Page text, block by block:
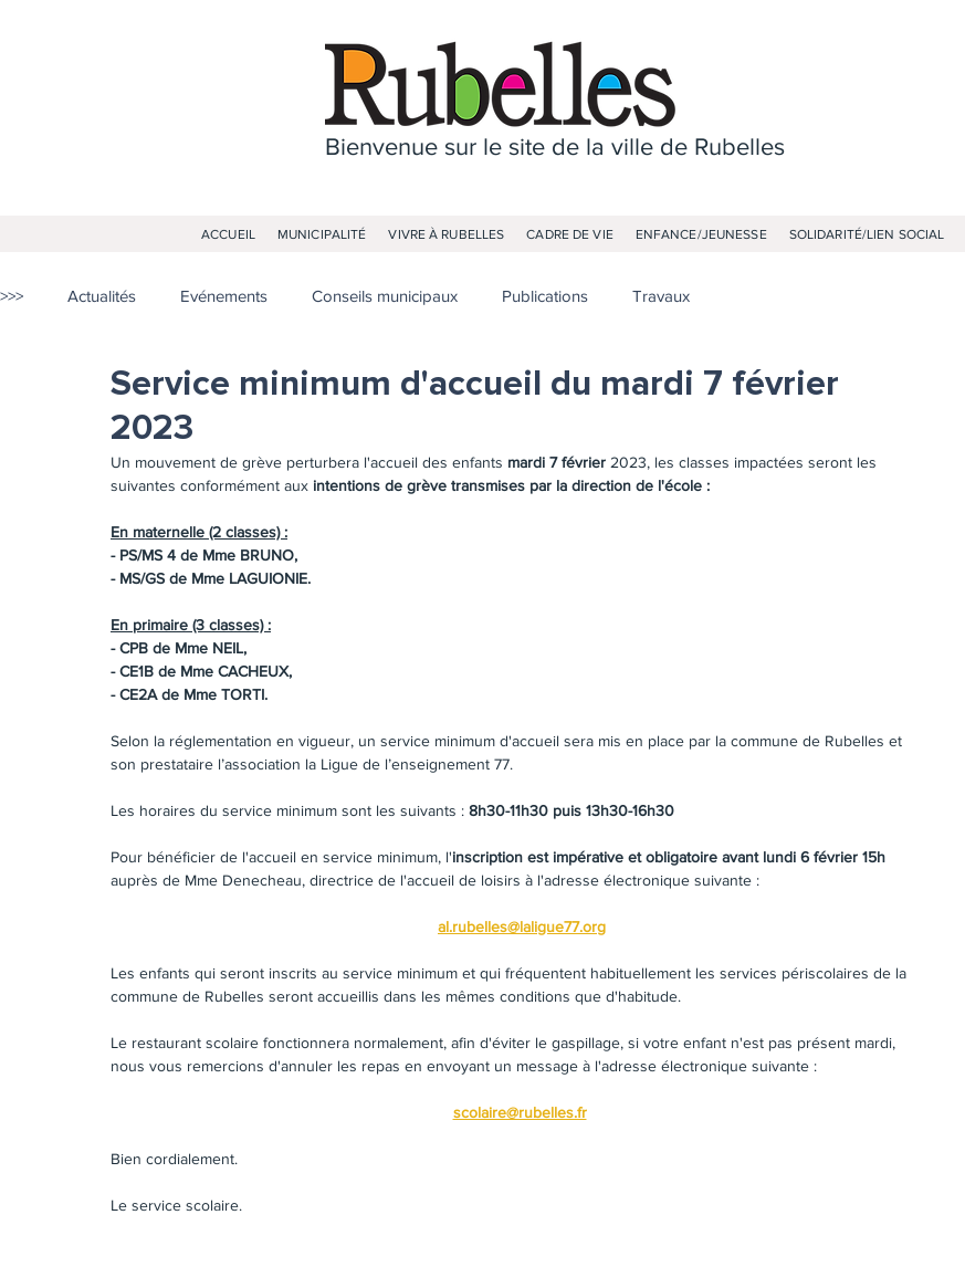
Bienvenue sur le site de la ville de Rubelles
ACCUEIL MUNICIPALITÉ VIVRE À RUBELLES CADRE DE VIE ENFANCE/JEUNESSE SOLIDARITÉ/LIEN SOCIAL
>>> Actualités Evénements Conseils municipaux Publications Travaux
Service minimum d'accueil du mardi 7 février
2023
Un mouvement de grève perturbera l'accueil des enfants mardi 7 février 2023, les classes impactées seront les
suivantes conformément aux intentions de grève transmises par la direction de l'école :
En maternelle (2 classes) :
- PS/MS 4 de Mme BRUNO,
- MS/GS de Mme LAGUIONIE.
En primaire (3 classes) :
- CPB de Mme NEIL,
- CE1B de Mme CACHEUX,
- CE2A de Mme TORTI.
Selon la réglementation en vigueur, un service minimum d'accueil sera mis en place par la commune de Rubelles et
son prestataire l’association la Ligue de l’enseignement 77.
Les horaires du service minimum sont les suivants : 8h30-11h30 puis 13h30-16h30
Pour bénéficier de l'accueil en service minimum, l'inscription est impérative et obligatoire avant lundi 6 février 15h
auprès de Mme Denecheau, directrice de l'accueil de loisirs à l'adresse électronique suivante :
al.rubelles@laligue77.org
Les enfants qui seront inscrits au service minimum et qui fréquentent habituellement les services périscolaires de la
commune de Rubelles seront accueillis dans les mêmes conditions que d'habitude.
Le restaurant scolaire fonctionnera normalement, afin d'éviter le gaspillage, si votre enfant n'est pas présent mardi,
nous vous remercions d'annuler les repas en envoyant un message à l'adresse électronique suivante :
scolaire@rubelles.fr
Bien cordialement.
Le service scolaire.